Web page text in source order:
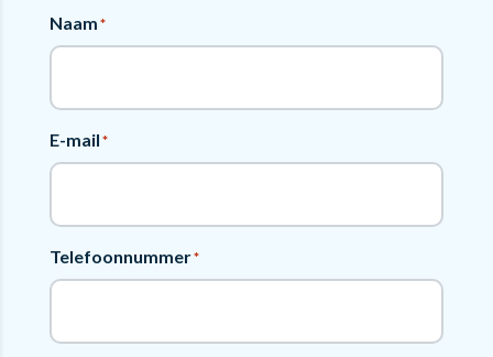
Naam*
E-mail*
Telefoonnummer*